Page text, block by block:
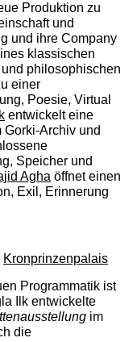
Produktion zu
und
und ihre Company
klassischen
philosophischen
einer
Poesie, Virtual
entwickelt eine
Archiv und
Speicher und
Aghaöffnet einen
Exil, Erinnerung
Kronprinzenpalais
Programmatik ist
Ilk entwickelte
im
die